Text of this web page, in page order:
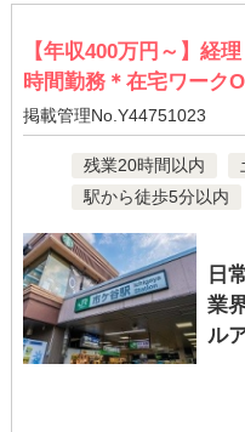
【年収400万円～】経
時間勤務＊在宅ワーク
掲載管理No.Y44751023
残業20時間以内
駅から徒歩5分以内
日
業
ル